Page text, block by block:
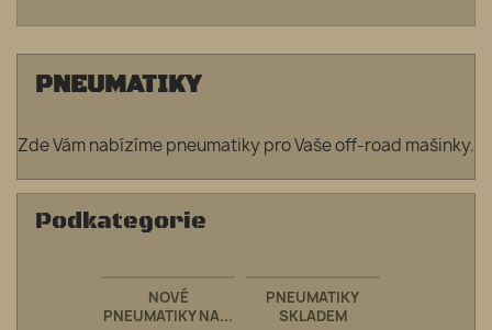
PNEUMATIKY
Zde Vám nabízíme pneumatiky pro Vaše off-road mašinky.
Podkategorie
NOVÉ
PNEUMATIKY NA...
PNEUMATIKY
SKLADEM